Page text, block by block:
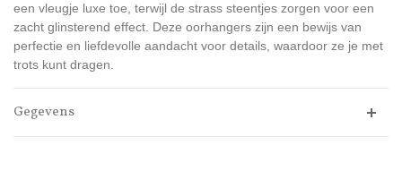
een vleugje luxe toe, terwijl de strass steentjes zorgen voor een
zacht glinsterend effect. Deze oorhangers zijn een bewijs van
perfectie en liefdevolle aandacht voor details, waardoor ze je met
trots kunt dragen.
Gegevens